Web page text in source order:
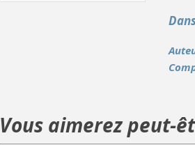
Vous aimerez peut-